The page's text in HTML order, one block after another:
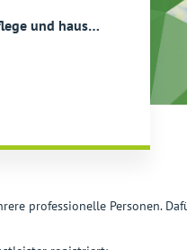
Hilfe
professionelle Personen.